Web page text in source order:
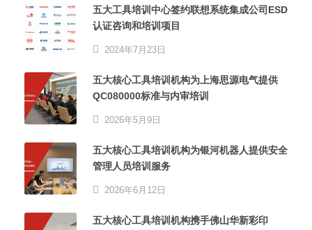
五大工具培训中心签约联想系统集成公司ESD
认证咨询和培训项目
2024年7月23日
五大核心工具培训机构为上海思源电气提供
QC080000标准与内审培训
2026年5月9日
五大核心工具培训机构为银河机器人提供安全
管理人员培训服务
2026年6月12日
五大核心工具培训机构携手佛山华新彩印